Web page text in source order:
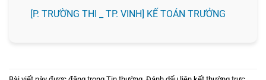
️[P. TRƯỜNG THI _ TP. VINH] KẾ TOÁN TRƯỞNG